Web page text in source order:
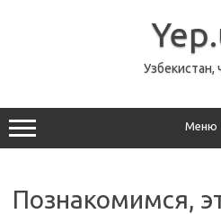
Узбекистан,
Меню
Познакомимся,